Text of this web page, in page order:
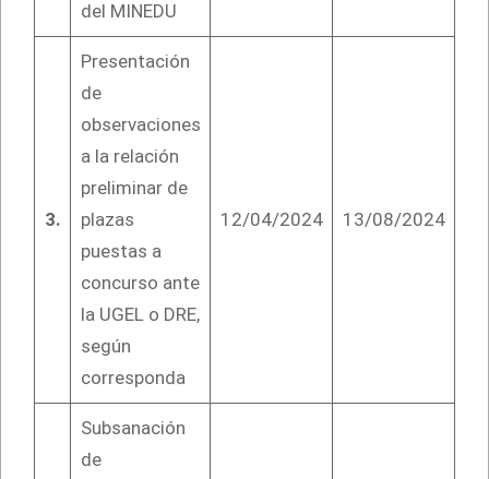
del MINEDU
3.
Presentación
de
observaciones
a la relación
preliminar de
plazas
puestas a
concurso ante
la UGEL o DRE,
según
corresponda
12/04/2024 13/08/2024
Subsanación
de